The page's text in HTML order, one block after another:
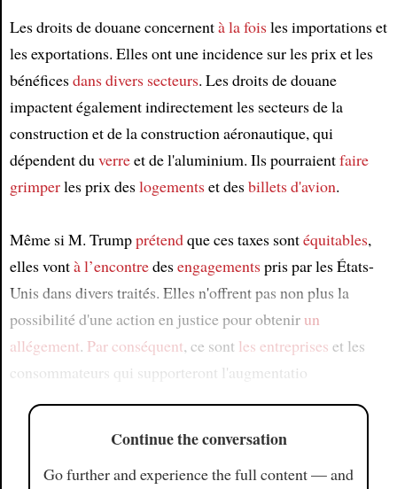
Les droits de douane concernentà la foisles importations et
les exportations. Elles ont une incidence sur les prix et les
bénéficesdans divers secteurs. Les droits de douane
impactent également indirectement les secteurs de la
construction et de la construction aéronautique, qui
dépendent du verreet de l'aluminium. Ils pourraientfaire
grimperles prix deslogementset desbillets d'avion.
Même si M. Trumpprétendque ces taxes sontéquitables,
elles vontà l’encontredesengagementspris par les États-
Unis dans divers traités. Elles n'offrent pas non plus la
possibilité d'une action en justice pour obtenirun
allégement. Par conséquent, ce sont les entreprises et les
consommateurs qui supporteront l'augmentatio
Continue the conversation
Go further and experience the full content — and